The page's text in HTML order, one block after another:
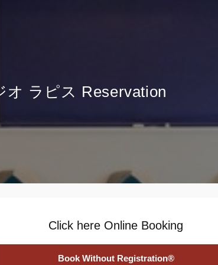
オ ラピス Reservation
Click here Online Booking
Book Without Registration®